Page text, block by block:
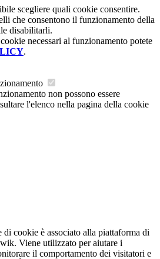
scegliere quali cookie consentire.
che consentono il funzionamento della
disabilitarli.
necessari al funzionamento potete
.
non possono essere
l'elenco nella pagina della cookie
di cookie è associato alla piattaforma di
Viene utilizzato per aiutare i
il comportamento dei visitatori e